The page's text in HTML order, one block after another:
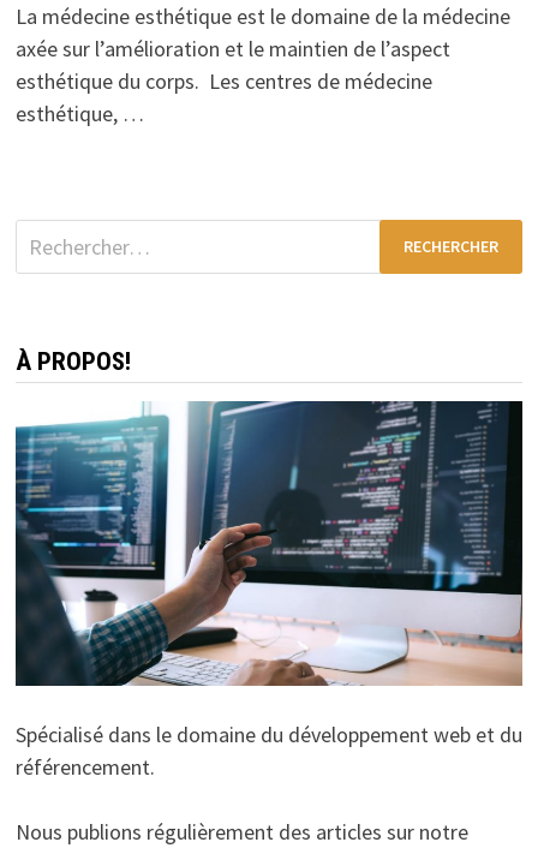
La médecine esthétique est le domaine de la médecine
axée sur l’amélioration et le maintien de l’aspect
esthétique du corps. Les centres de médecine
esthétique, …
Rechercher :
À PROPOS!
Spécialisé dans le domaine du développement web et du
référencement.
Nous publions régulièrement des articles sur notre